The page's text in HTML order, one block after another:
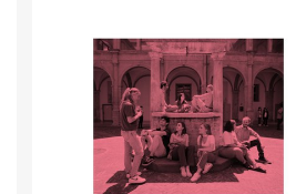
Comuni post pandemia”